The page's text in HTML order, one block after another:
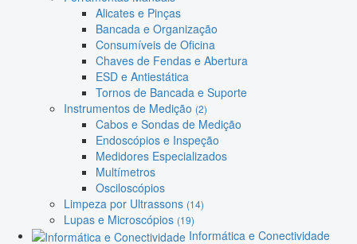
Alicates e Pinças
Bancada e Organização
Consumíveis de Oficina
Chaves de Fendas e Abertura
ESD e Antiestática
Tornos de Bancada e Suporte
Instrumentos de Medição (2)
Cabos e Sondas de Medição
Endoscópios e Inspeção
Medidores Especializados
Multímetros
Osciloscópios
Limpeza por Ultrassons (14)
Lupas e Microscópios (19)
Informática e Conectividade